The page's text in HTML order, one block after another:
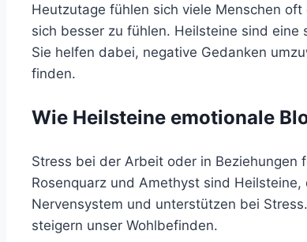
Heutzutage fühlen sich viele Menschen
sich besser zu fühlen. Heilsteine sind
Sie helfen dabei, negative Gedanken
finden.
Wie Heilsteine emotionale
Stress bei der Arbeit oder in
Rosenquarz und Amethyst sind
Nervensystem und unterstützen bei
steigern unser Wohlbefinden.